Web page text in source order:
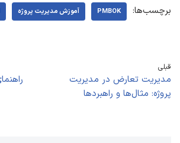
برچسب‌ها: PMBOK آموزش مدیریت پروژه
قبلی
مدیریت تعارض در مدیریت
پروژه: مثال‌ها و راهبردها